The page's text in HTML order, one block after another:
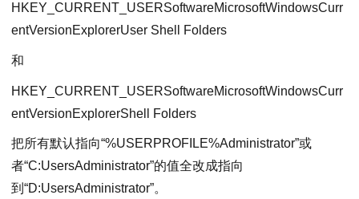
HKEY_CURRENT_USERSoftwareMicrosoftWindowsCurr
entVersionExplorerUser Shell Folders
和
HKEY_CURRENT_USERSoftwareMicrosoftWindowsCurr
entVersionExplorerShell Folders
把所有默认指向“%USERPROFILE%Administrator”或
者“C:UsersAdministrator”的值全改成指向
到“D:UsersAdministrator”。